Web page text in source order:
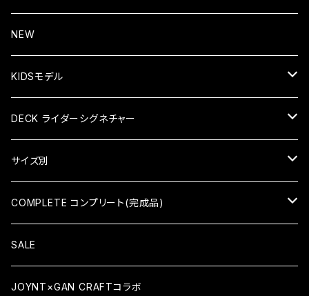
NEW
KIDSモデル
KID'S COMPLETE キッズコンプリート
KID'S DECK キッズデッキ
DECK ライダーシグネチャー
HIROKI SAEGUSA (三枝博貴)
HIDEAKI HAYASHI（林秀晃）
TATSUMA TAMANO（玉野辰磨）
ATSUSHI SATO（佐藤敦）
サイズ別
7×28（KID'S）
7.375×29.4（KID'S）
7.5×30.8
COMPLETE コンプリート(完成品)
COMPLETE コンプリート
KID'S COMPLETE キッズコンプリート
SALE
JOYNT×GAN CRAFTコラボ